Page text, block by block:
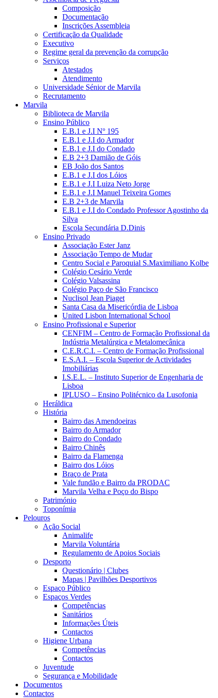
Composição
Documentação
Inscrições Assembleia
Certificação da Qualidade
Executivo
Regime geral da prevenção da corrupção
Serviços
Atestados
Atendimento
Universidade Sénior de Marvila
Recrutamento
Marvila
Biblioteca de Marvila
Ensino Público
E.B.1 e J.I Nº 195
E.B.1 e J.I do Armador
E.B.1 e J.I do Condado
E.B 2+3 Damião de Góis
EB João dos Santos
E.B.1 e J.I dos Lóios
E.B.1 e J.I Luiza Neto Jorge
E.B.1 e J.I Manuel Teixeira Gomes
E.B 2+3 de Marvila
E.B.1 e J.I do Condado Professor Agostinho da
Silva
Escola Secundária D.Dinis
Ensino Privado
Associação Ester Janz
Associação Tempo de Mudar
Centro Social e Paroquial S.Maximiliano Kolbe
Colégio Cesário Verde
Colégio Valsassina
Colégio Paço de São Francisco
Nuclisol Jean Piaget
Santa Casa da Misericórdia de Lisboa
United Lisbon International School
Ensino Profissional e Superior
CENFIM – Centro de Formação Profissional da
Indústria Metalúrgica e Metalomecânica
C.E.R.C.I. – Centro de Formação Profissional
E.S.A.I. – Escola Superior de Actividades
Imobiliárias
I.S.E.L. – Instituto Superior de Engenharia de
Lisboa
IPLUSO – Ensino Politécnico da Lusofonia
Heráldica
História
Bairro das Amendoeiras
Bairro do Armador
Bairro do Condado
Bairro Chinês
Bairro da Flamenga
Bairro dos Lóios
Braço de Prata
Vale fundão e Bairro da PRODAC
Marvila Velha e Poço do Bispo
Património
Toponímia
Pelouros
Ação Social
Animalife
Marvila Voluntária
Regulamento de Apoios Sociais
Desporto
Questionário | Clubes
Mapas | Pavilhões Desportivos
Espaço Público
Espaços Verdes
Competências
Sanitários
Informações Úteis
Contactos
Higiene Urbana
Competências
Contactos
Juventude
Segurança e Mobilidade
Documentos
Contactos